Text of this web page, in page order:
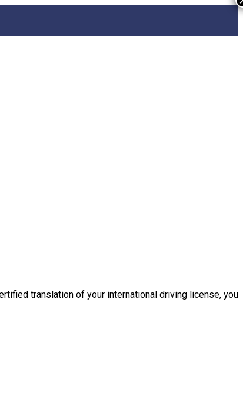
translation of your international driving license, you